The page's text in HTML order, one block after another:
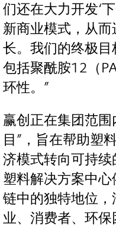
们还在大力开发‘
新商业模式，从
长。我们的终极
包括聚酰胺12（
环性。”
赢创正在集团范
目”，旨在帮助塑
济模式转向可持
塑料解决方案中
链中的独特地位
业、消费者、环保